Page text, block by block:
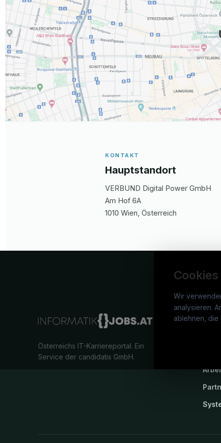
KONTAKT
Hauptstandort
VERBUND Digital Power GmbH
Am Hof 6A
1010 Wien , Österreich
Wir
analysieren.
ablehnen, die
Österreichs IT-Karriereportal. Ein
Service der candidatis GmbH.